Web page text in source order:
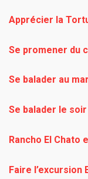
Apprécier la
Se promener du
Se balader au
Se balader le
Rancho El Chato
Faire l’excursion